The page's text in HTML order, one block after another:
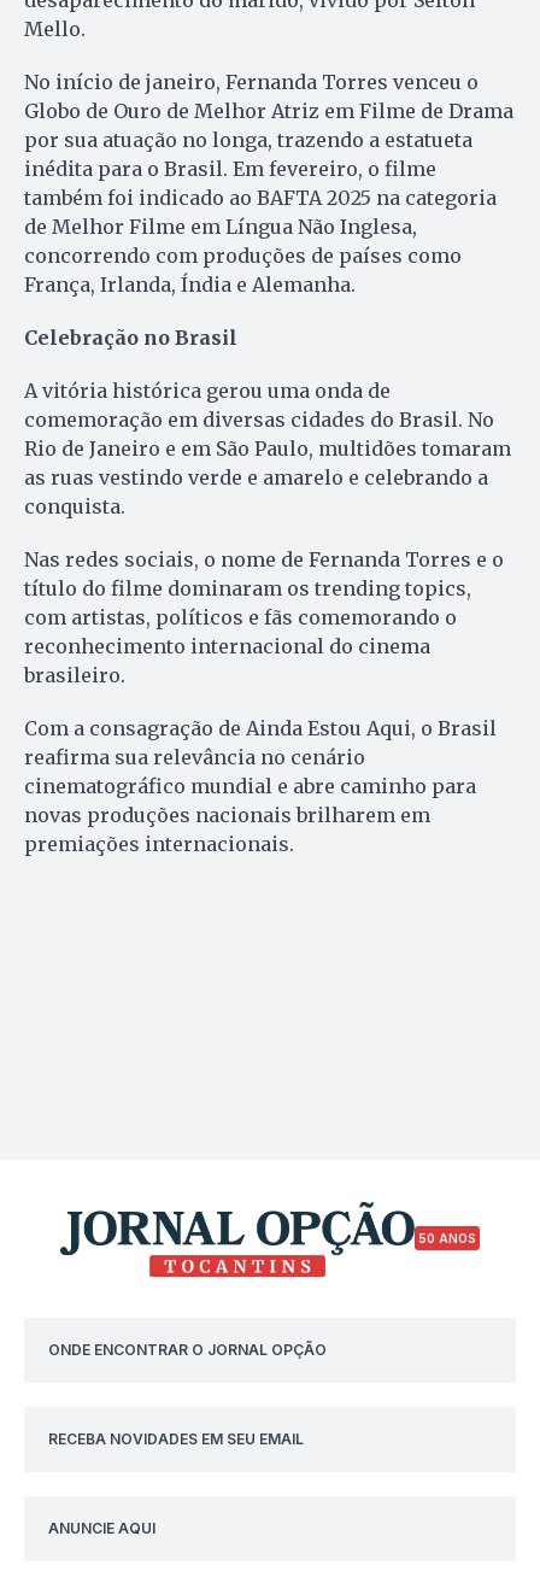
Mello.
No início de janeiro, Fernanda Torres venceu o
Globo de Ouro de Melhor Atriz em Filme de Drama
por sua atuação no longa, trazendo a estatueta
inédita para o Brasil. Em fevereiro, o filme
também foi indicado ao BAFTA 2025 na categoria
de Melhor Filme em Língua Não Inglesa,
concorrendo com produções de países como
França, Irlanda, Índia e Alemanha.
Celebração no Brasil
A vitória histórica gerou uma onda de
comemoração em diversas cidades do Brasil. No
Rio de Janeiro e em São Paulo, multidões tomaram
as ruas vestindo verde e amarelo e celebrando a
conquista.
Nas redes sociais, o nome de Fernanda Torres e o
título do filme dominaram os trending topics,
com artistas, políticos e fãs comemorando o
reconhecimento internacional do cinema
brasileiro.
Com a consagração de Ainda Estou Aqui, o Brasil
reafirma sua relevância no cenário
cinematográfico mundial e abre caminho para
novas produções nacionais brilharem em
premiações internacionais.
50 ANOS
ONDE ENCONTRAR O JORNAL OPÇÃO
RECEBA NOVIDADES EM SEU EMAIL
ANUNCIE AQUI